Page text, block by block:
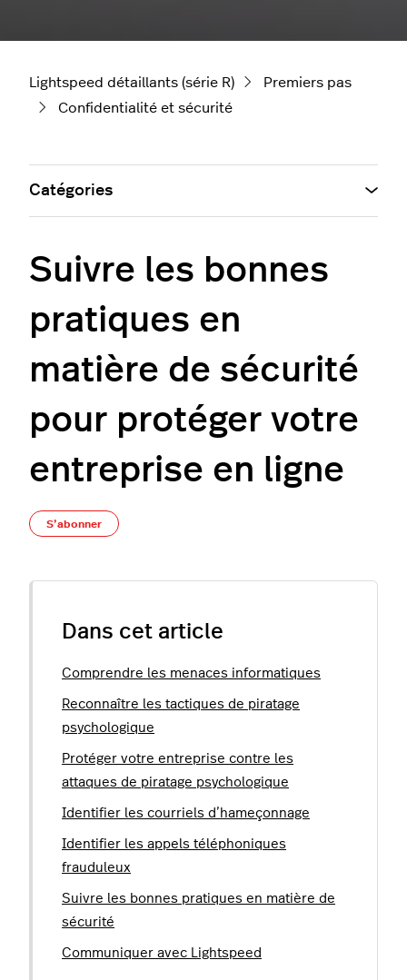
Lightspeed détaillants (série R)
Premiers pas
Confidentialité et sécurité
Suivre les bonnes
pratiques en
matière de sécurité
pour protéger votre
entreprise en ligne
S’abonner
Dans cet article
Comprendre les menaces informatiques
Reconnaître les tactiques de piratage
psychologique
Protéger votre entreprise contre les
attaques de piratage psychologique
Identifier les courriels d’hameçonnage
Identifier les appels téléphoniques
frauduleux
Suivre les bonnes pratiques en matière de
sécurité
Communiquer avec Lightspeed
Catégories